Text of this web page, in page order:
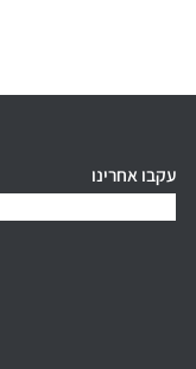
עקבו אחרינו